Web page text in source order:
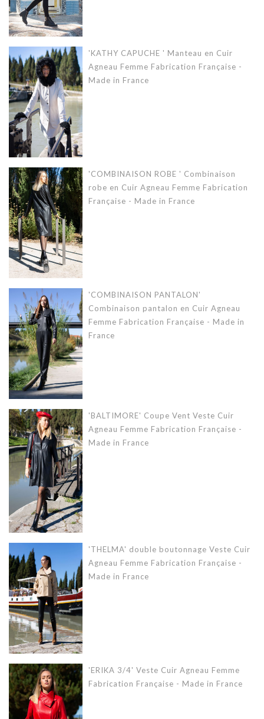
'KATHY CAPUCHE ' Manteau en Cuir
Agneau Femme Fabrication Française -
Made in France
'COMBINAISON ROBE ' Combinaison
robe en Cuir Agneau Femme Fabrication
Française - Made in France
'COMBINAISON PANTALON'
Combinaison pantalon en Cuir Agneau
Femme Fabrication Française - Made in
France
'BALTIMORE' Coupe Vent Veste Cuir
Agneau Femme Fabrication Française -
Made in France
'THELMA' double boutonnage Veste Cuir
Agneau Femme Fabrication Française -
Made in France
'ERIKA 3/4' Veste Cuir Agneau Femme
Fabrication Française - Made in France